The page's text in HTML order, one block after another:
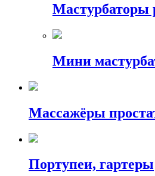
Мастурбаторы
Мини
Массажёры
Портупеи, гартеры